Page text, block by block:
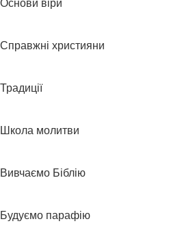
Основи віри
Справжні християни
Традиції
Школа молитви
Вивчаємо Біблію
Будуємо парафію